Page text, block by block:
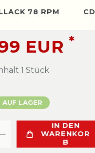
78 RPM CD
EUR *
1 Stück
AUF LAGER
IN DEN
WARENKOR
B